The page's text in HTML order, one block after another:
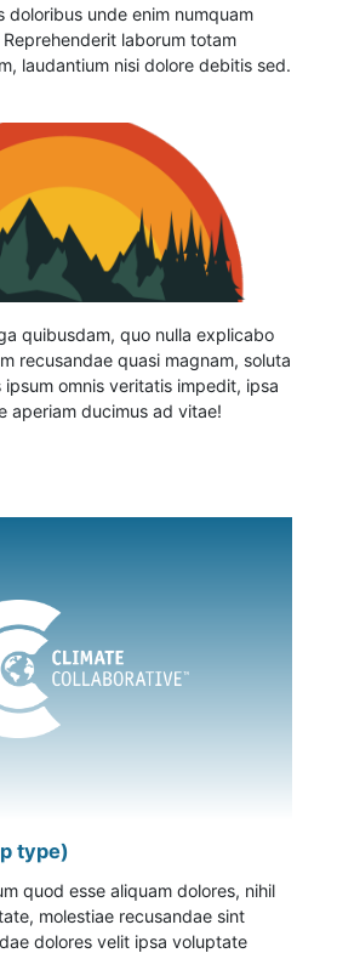
doloribus unde enim numquam
laborum totam
laudantium nisi dolore debitis sed.
quibusdam, quo nulla explicabo
recusandae quasi magnam, soluta
ipsum omnis veritatis impedit, ipsa
aperiam ducimus ad vitae!
type)
quod esse aliquam dolores, nihil
molestiae recusandae sint
dolores velit ipsa voluptate